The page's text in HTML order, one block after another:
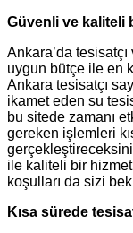
Güvenli ve kaliteli
Ankara’da
uygun bütçe ile en
Ankara tesisatçı
ikamet eden su
bu sitede zamanı
gereken işlemleri
ile kaliteli bir
koşulları da sizi
Kısa sürede